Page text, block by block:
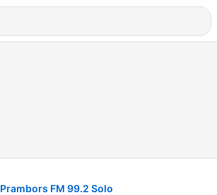
Prambors FM 99.2 Solo